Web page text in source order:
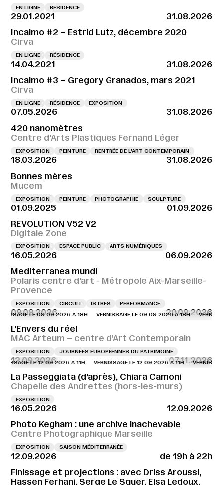
EN LIGNE RÉSIDENCE
29.01.2021
31.08.2026
Incalmo #2 – Estrid Lutz, décembre 2020
Cirva
EN LIGNE RÉSIDENCE
14.04.2021
31.08.2026
Incalmo #3 – Gregory Granados, mars 2021
Cirva
EN LIGNE RÉSIDENCE EXPOSITION
07.05.2026
31.08.2026
420 nanomètres
Centre d’Arts Plastiques Fernand Léger
EXPOSITION PEINTURE RENTRÉE DE L'ART CONTEMPORAIN
18.03.2026
31.08.2026
Bonnes mères
Mucem
EXPOSITION PEINTURE PHOTOGRAPHIE SCULPTURE
01.09.2025
01.09.2026
REVOLUTION V52 V2
Digitale Zone
EXPOSITION ESPACE PUBLIC ARTS NUMÉRIQUES
16.05.2026
06.09.2026
Mediterranea mundi
Polaris centre d’art - Métropole Aix-Marseille-
Provence
EXPOSITION CIRCUIT ISTRES PERFORMANCE
09.09.2026 20.09.2026
LE 09.09.2026 À 18H VERNISSAGE LE 09.09.2026 À 18H VERNISSAGE
L’Envers du réel
MAC Arteum – centre d’Art Contemporain
EXPOSITION JOURNÉES EUROPÉENNES DU PATRIMOINE
12.09.2026 07.11.2026
LE 12.09.2026 À 11H VERNISSAGE LE 12.09.2026 À 11H VERNISSAGE LE
La Passeggiata (d’après), Chiara Camoni
Chapelle des Andrettes (hors-les-murs)
EXPOSITION
16.05.2026
12.09.2026
Photo Kegham : une archive inachevable
Centre Photographique Marseille
EXPOSITION SAISON MÉDITERRANÉE
12.09.2026
de 19h à 22h
Finissage et projections : avec Driss Aroussi,
Hassen Ferhani, Serge Le Squer, Elsa Ledoux,